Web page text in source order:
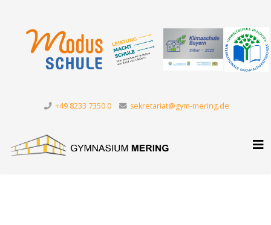
+49 8233 7350 0 sekretariat@gym-mering.de